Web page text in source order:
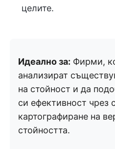
целите.
Идеално за: Фирми,
анализират
на стойност и да
си ефективност чрез
картографиране на
стойността.